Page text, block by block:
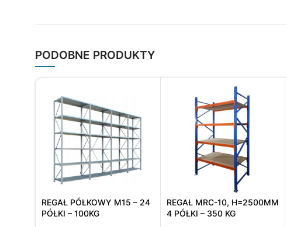
PODOBNE PRODUKTY
REGAŁ PÓŁKOWY M15 – 24
PÓŁKI – 100KG
REGAŁ MRC-10, H=2500MM
4 PÓŁKI – 350 KG